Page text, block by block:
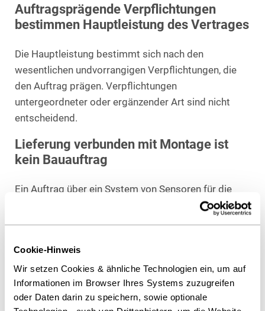
Cookie-Hinweis
Wir setzen Cookies & ähnliche Technologien ein, um auf
Informationen im Browser Ihres Systems zuzugreifen
oder Daten darin zu speichern, sowie optionale
Auftragsprägende Verpflichtungen
bestimmen Hauptleistung des Vertrages
Die Hauptleistung bestimmt sich nach den
wesentlichen undvorrangigen Verpflichtungen, die
den Auftrag prägen. Verpflichtungen
untergeordneter oder ergänzender Art sind nicht
entscheidend.
Lieferung verbunden mit Montage ist
kein Bauauftrag
Ein Auftrag über ein System von Sensoren für die
Parkraumüberwachung und die Überwachung von
die Lieferung.
Download Volltext